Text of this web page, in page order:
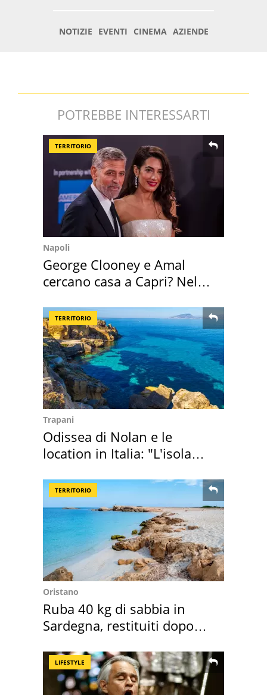
POTREBBE INTERESSARTI
TERRITORIO
Napoli
George Clooney e Amal
cercano casa a Capri? Nel
TERRITORIO
Trapani
Odissea di Nolan e le
location in Italia: "L'isola
TERRITORIO
Oristano
Ruba 40 kg di sabbia in
Sardegna, restituiti dopo
LIFESTYLE